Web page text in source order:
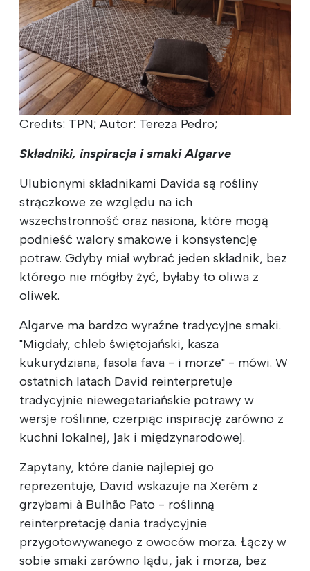
Credits: TPN; Autor: Tereza Pedro;
Składniki, inspiracja i smaki Algarve
Ulubionymi składnikami Davida są rośliny
strączkowe ze względu na ich
wszechstronność oraz nasiona, które mogą
podnieść walory smakowe i konsystencję
potraw. Gdyby miał wybrać jeden składnik, bez
którego nie mógłby żyć, byłaby to oliwa z
oliwek.
Algarve ma bardzo wyraźne tradycyjne smaki.
"Migdały, chleb świętojański, kasza
kukurydziana, fasola fava - i morze" - mówi. W
ostatnich latach David reinterpretuje
tradycyjnie niewegetariańskie potrawy w
wersje roślinne, czerpiąc inspirację zarówno z
kuchni lokalnej, jak i międzynarodowej.
Zapytany, które danie najlepiej go
reprezentuje, David wskazuje na Xerém z
grzybami à Bulhão Pato - roślinną
reinterpretację dania tradycyjnie
przygotowywanego z owoców morza. Łączy w
sobie smaki zarówno lądu, jak i morza, bez